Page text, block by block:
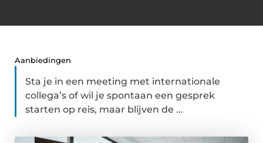
Aanbiedingen
Sta je in een meeting met internationale
collega’s of wil je spontaan een gesprek
starten op reis, maar blijven de ...